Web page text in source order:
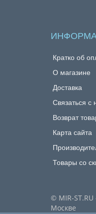
Кратко об
О магазине
Доставка
Связаться с
Возврат
Карта сайта
Товары со
© MIR-
Москве